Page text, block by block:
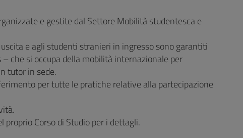
e gestite dal Settore Mobilità studentesca e
e agli studenti stranieri in ingresso sono garantiti
che si occupa della mobilità internazionale per
tutor in sede.
per tutte le pratiche relative alla partecipazione
Corso di Studio per i dettagli.